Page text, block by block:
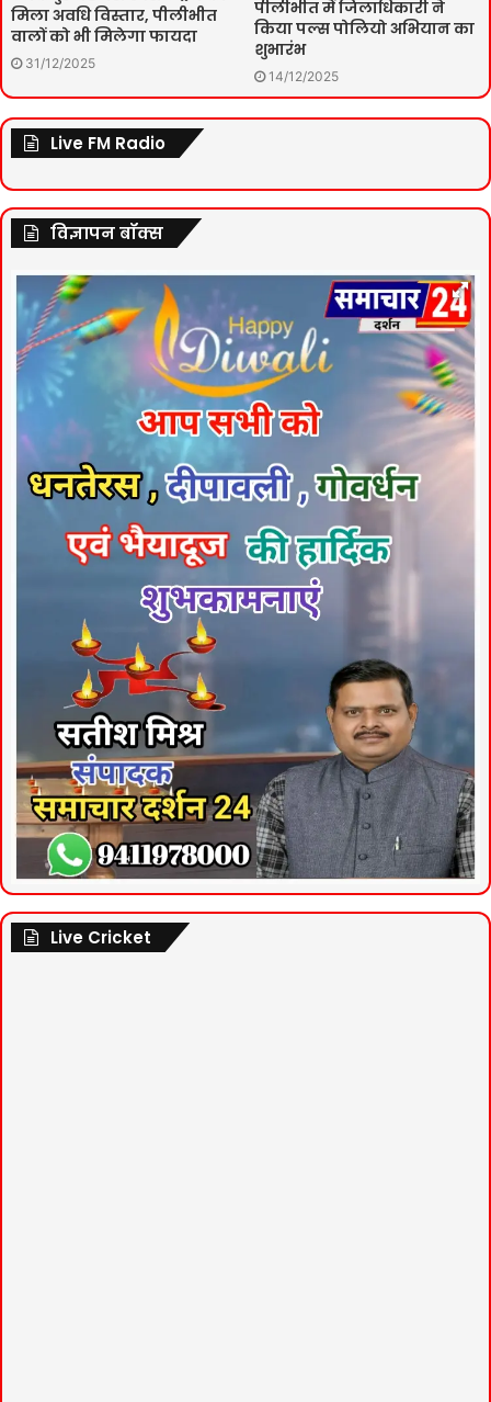
मिला अवधि विस्तार, पीलीभीत
वालों को भी मिलेगा फायदा
31/12/2025
पीलीभीत में जिलाधिकारी ने
किया पल्स पोलियो अभियान का
शुभारंभ
14/12/2025
Live FM Radio
विज्ञापन बॉक्स
Live Cricket